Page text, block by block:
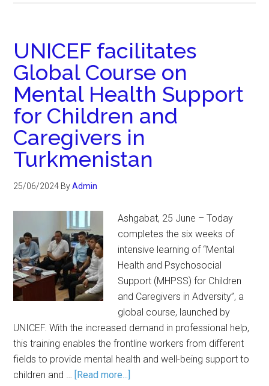
UNICEF facilitates
Global Course on
Mental Health Support
for Children and
Caregivers in
Turkmenistan
25/06/2024 ByAdmin
Ashgabat, 25 June – Today
completes the six weeks of
intensive learning of “Mental
Health and Psychosocial
Support (MHPSS) for Children
and Caregivers in Adversity”, a
global course, launched by
UNICEF. With the increased demand in professional help,
this training enables the frontline workers from different
fields to provide mental health and well-being support to
children and … [Read more...]